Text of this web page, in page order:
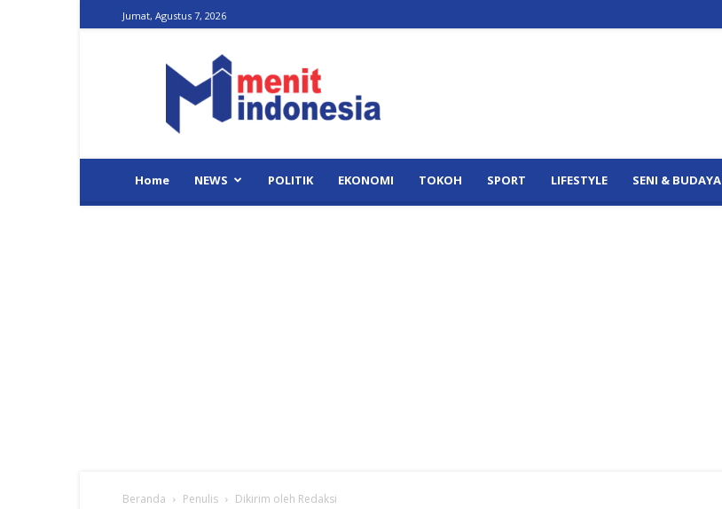
Jumat, Agustus 7, 2026
Indonesia
Home NEWS POLITIK EKONOMI TOKOH SPORT LIFESTYLE SENI & BUDAYA
Beranda Penulis Dikirim oleh Redaksi